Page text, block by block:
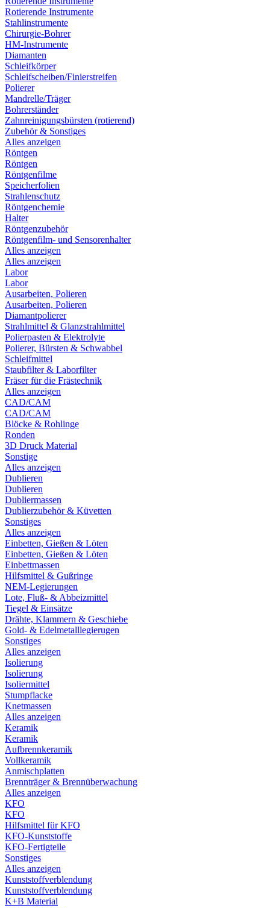
Rotierende Instrumente
Stahlinstrumente
Chirurgie-Bohrer
HM-Instrumente
Diamanten
Schleifkörper
Schleifscheiben/Finierstreifen
Polierer
Mandrelle/Träger
Bohrerständer
Zahnreinigungsbürsten (rotierend)
Zubehör & Sonstiges
Alles anzeigen
Röntgen
Röntgen
Röntgenfilme
Speicherfolien
Strahlenschutz
Röntgenchemie
Halter
Röntgenzubehör
Röntgenfilm- und Sensorenhalter
Alles anzeigen
Alles anzeigen
Labor
Labor
Ausarbeiten, Polieren
Ausarbeiten, Polieren
Diamantpolierer
Strahlmittel & Glanzstrahlmittel
Polierpasten & Elektrolyte
Polierer, Bürsten & Schwabbel
Schleifmittel
Staubfilter & Laborfilter
Fräser für die Frästechnik
Alles anzeigen
CAD/CAM
CAD/CAM
Blöcke & Rohlinge
Ronden
3D Druck Material
Sonstige
Alles anzeigen
Dublieren
Dublieren
Dubliermassen
Dublierzubehör & Küvetten
Sonstiges
Alles anzeigen
Einbetten, Gießen & Löten
Einbetten, Gießen & Löten
Einbettmassen
Hilfsmittel & Gußringe
NEM-Legierungen
Lote, Fluß- & Abbeizmittel
Tiegel & Einsätze
Drähte, Klammern & Geschiebe
Gold- & Edelmetalllegierugen
Sonstiges
Alles anzeigen
Isolierung
Isolierung
Isoliermittel
Stumpflacke
Knetmassen
Alles anzeigen
Keramik
Keramik
Aufbrennkeramik
Vollkeramik
Anmischplatten
Brennträger & Brennüberwachung
Alles anzeigen
KFO
KFO
Hilfsmittel für KFO
KFO-Kunststoffe
KFO-Fertigteile
Sonstiges
Alles anzeigen
Kunststoffverblendung
Kunststoffverblendung
K+B Material